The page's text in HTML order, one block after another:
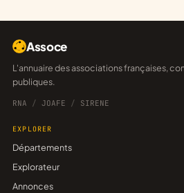
Assoce
L'annuaire des associations françaises, construit sur les données
publiques.
RNA / JOAFE / SIRENE
EXPLORER
Départements
Explorateur
Annonces